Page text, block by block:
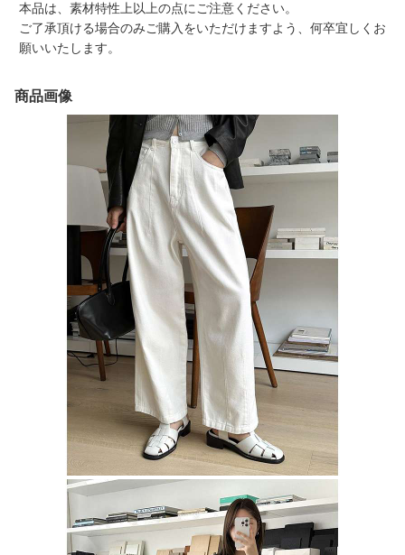
本品は、素材特性上以上の点にご注意ください。
ご了承頂ける場合のみご購入をいただけますよう、何卒宜しくお
願いいたします。
商品画像